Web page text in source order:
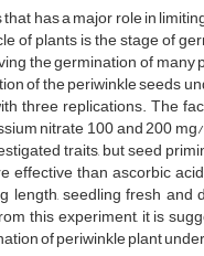
has a major role in
of plants is the stage of
the germination of
of the periwinkle seeds
three replications. The
nitrate 100 and 200
traits, but seed
effective than ascorbic
length, seedling fresh
this experiment, it is
of periwinkle plant